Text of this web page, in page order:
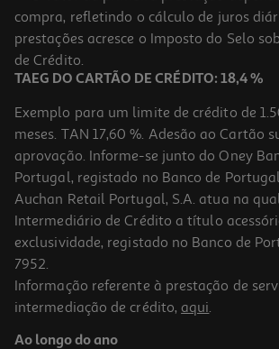
1.99 €/un
1,99 €
Guache Auchan Chicky Laranja 250ml
1.99 €/un
compra, refletindo o cálculo de juros
prestações acresce o Imposto do Selo
de Crédito.
TAEG DO CARTÃO DE CRÉDITO: 18,4 %
Exemplo para um limite de crédito de
meses. TAN 17,60 %. Adesão ao Cartão
aprovação. Informe-se junto do Oney
Portugal, registado no Banco de
Auchan Retail Portugal, S.A. atua na
Intermediário de Crédito a título
exclusividade, registado no Banco de
7952.
Informação referente à prestação de
intermediação de crédito, aqui.
Ao longo do ano